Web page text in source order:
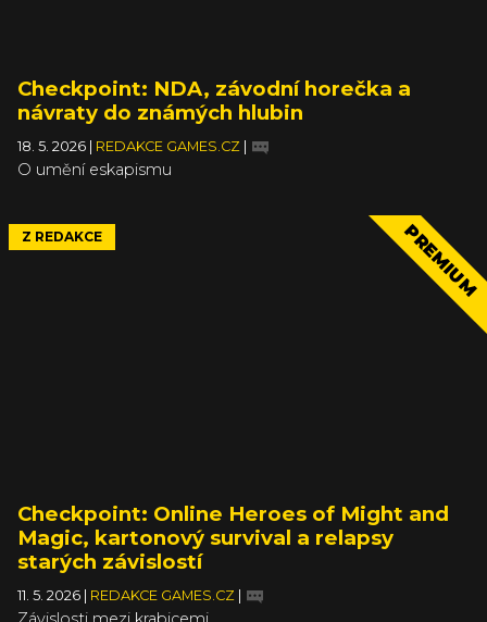
Checkpoint: NDA, závodní horečka a
návraty do známých hlubin
18. 5. 2026 REDAKCE GAMES.CZ
O umění eskapismu
Z REDAKCE PREMIUM
Checkpoint: Online Heroes of Might and
Magic, kartonový survival a relapsy
starých závislostí
11. 5. 2026 REDAKCE GAMES.CZ